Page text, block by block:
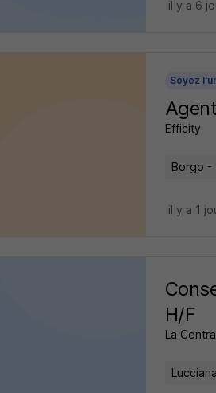
il y a 6
Soyez
Efficity
Borgo -
il y a 1
H/F
La